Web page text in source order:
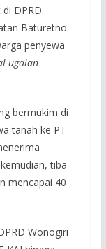
DPRD.
Baturetno.
penyewa
ugalan
bermukim di
tanah ke PT
tiba-
mencapai 40
Wonogiri